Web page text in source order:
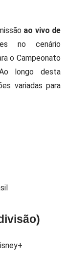
ao vivo de
no cenário
o Campeonato
longo desta
variadas para